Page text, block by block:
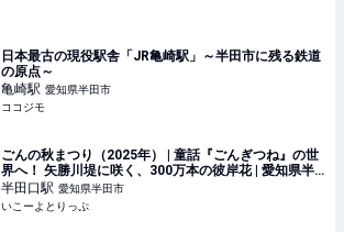
日本最古の現役駅舎「JR亀崎駅」～半田市に残る鉄道
の原点～
亀崎駅 愛知県半田市
ココジモ
ごんの秋まつり（2025年） | 童話『ごんぎつね』の世
界へ！ 矢勝川堤に咲く、300万本の彼岸花 | 愛知県半
田市 | いこーよとりっぷ
半田口駅 愛知県半田市
いこーよとりっぷ